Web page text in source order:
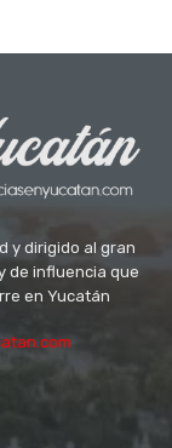
y dirigido al gran
de influencia que
en Yucatán